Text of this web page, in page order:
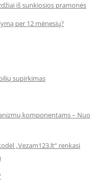
iš sunkiosios pramonės
per 12 mėnesių?
supirkimas
komponentams – Nuo
„Vezam123.lt“ renkasi